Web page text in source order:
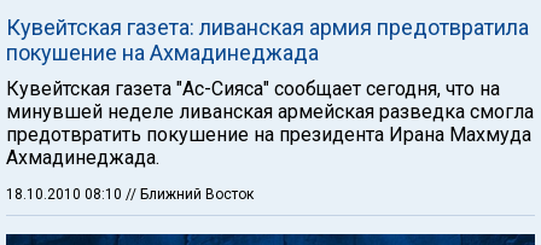
Кувейтская газета: ливанская армия предотвратила
покушение на Ахмадинеджада
Кувейтская газета "Ас-Сияса" сообщает сегодня, что на
минувшей неделе ливанская армейская разведка смогла
предотвратить покушение на президента Ирана Махмуда
Ахмадинеджада.
18.10.2010 08:10 // Ближний Восток